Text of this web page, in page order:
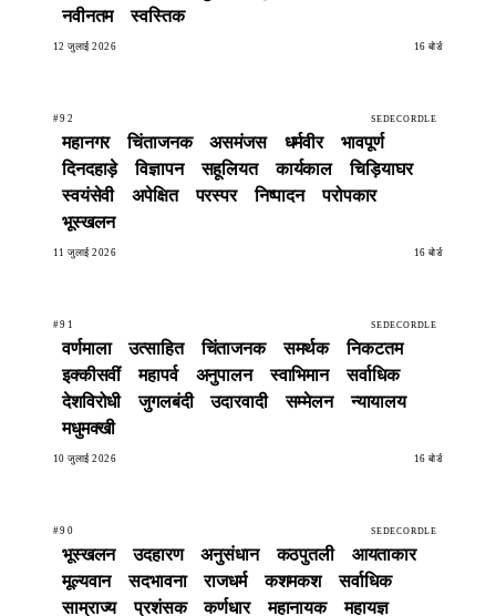
नवीनतम
स्वस्तिक
12 जुलाई 2026 16 बोर्ड
#92 SEDECORDLE
महानगर चिंताजनक असमंजस धर्मवीर
भावपूर्ण
दिनदहाड़े
विज्ञापन सहूलियत कार्यकाल
चिड़ियाघर
स्वयंसेवी
अपेक्षित परस्पर निष्पादन
परोपकार
भूस्खलन
11 जुलाई 2026 16 बोर्ड
#91 SEDECORDLE
वर्णमाला उत्साहित चिंताजनक समर्थक
निकटतम
इक्कीसवीं
महापर्व अनुपालन स्वाभिमान
सर्वाधिक
देशविरोधी
जुगलबंदी उदारवादी सम्मेलन
न्यायालय
मधुमक्खी
10 जुलाई 2026 16 बोर्ड
#90 SEDECORDLE
भूस्खलन उदहारण अनुसंधान कठपुतली
आयताकार
मूल्यवान
सदभावना राजधर्म कशमकश
सर्वाधिक
साम्राज्य
प्रशंसक कर्णधार महानायक
महायज्ञ